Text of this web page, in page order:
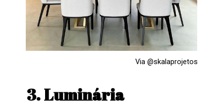
3. Luminária
Via @skalaprojetos